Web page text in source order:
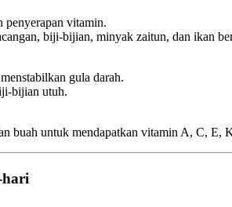
penyerapan vitamin.
biji-bijian, minyak zaitun, dan ikan
gula darah.
bijian utuh.
buah untuk mendapatkan vitamin A, C, E,
hari